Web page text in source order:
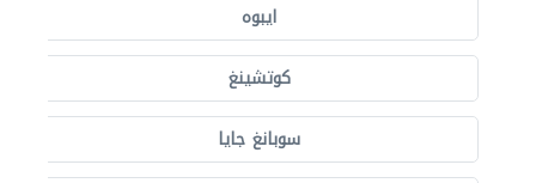
ايبوه
كوتشينغ
سوبانغ جايا